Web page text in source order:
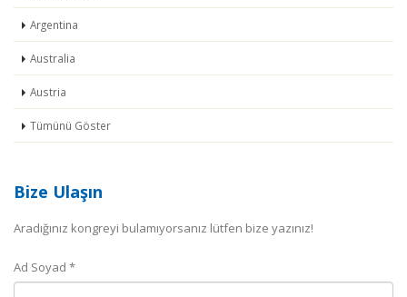
Argentina
Australia
Austria
Tümünü Göster
Bize Ulaşın
Aradığınız kongreyi bulamıyorsanız lütfen bize yazınız!
Ad Soyad *